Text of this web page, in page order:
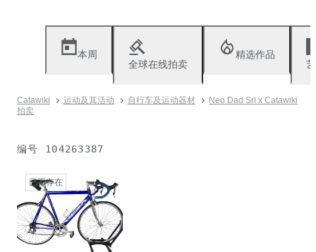
本周
全球在线拍卖
精选作品
Catawiki 运动及其活动 自行车及运动器材
Neo Dad Srl x Catawiki
拍卖
编号 104263387
已不存在